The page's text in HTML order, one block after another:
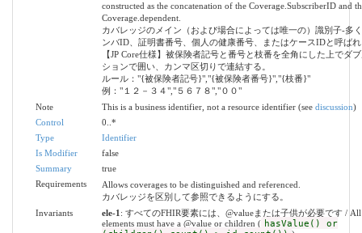
constructed as the concatenation of the Coverage.SubscriberID and
Coverage.dependent.
カバレッジのメイン（および場合によっては唯一の）識別子-多
ンバID、証明書番号、個人の健康番号、またはケースIDと呼ば
【JP Core仕様】被保険者記号と番号と枝番を全角にした上でダ
ションで囲い、カンマ区切りで連結する。
ルール："{被保険者記号}","{被保険者番号}","{枝番}"
例："１２－３４","５６７８","００"
Note
This is a business identifier, not a resource identifier (see discussion)
Control
0..*
Type
Identifier
Is Modifier
false
Summary
true
Requirements
Allows coverages to be distinguished and referenced.
カバレッジを区別して参照できるようにする。
Invariants
ele-1 : すべてのFHIR要素には、@valueまたは子供が必要です /
elements must have a @value or children ( hasValue() or